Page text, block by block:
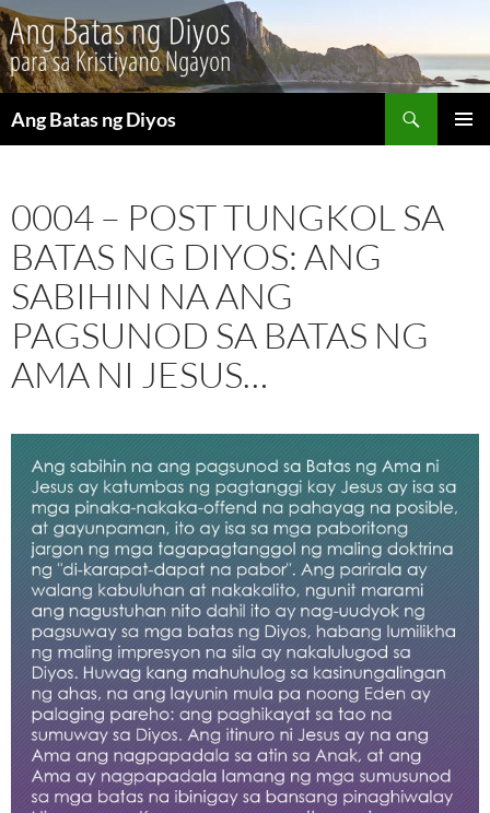
Ang Batas ng Diyos
0004 – POST TUNGKOL SA
BATAS NG DIYOS: ANG
SABIHIN NA ANG
PAGSUNOD SA BATAS NG
AMA NI JESUS…